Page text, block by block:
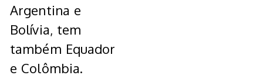
Argentina e
Bolívia, tem
também Equador
e Colômbia.